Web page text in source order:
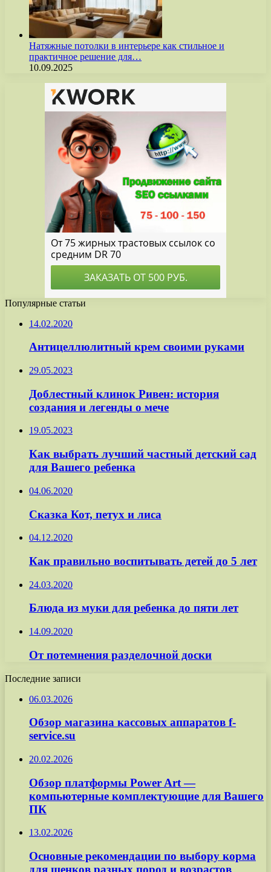
Натяжные потолки в интерьере как стильное и
практичное решение для…
10.09.2025
Популярные статьи
14.02.2020
Антицеллюлитный крем своими руками
29.05.2023
Доблестный клинок Ривен: история
создания и легенды о мече
19.05.2023
Как выбрать лучший частный детский сад
для Вашего ребенка
04.06.2020
Сказка Кот, петух и лиса
04.12.2020
Как правильно воспитывать детей до 5 лет
24.03.2020
Блюда из муки для ребенка до пяти лет
14.09.2020
От потемнения разделочной доски
Последние записи
06.03.2026
Обзор магазина кассовых аппаратов f-
service.su
20.02.2026
Обзор платформы Power Art —
компьютерные комплектующие для Вашего
ПК
13.02.2026
Основные рекомендации по выбору корма
для щенков разных пород и возрастов